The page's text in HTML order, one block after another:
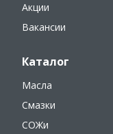
Акции
Вакансии
Каталог
Масла
Смазки
СОЖи